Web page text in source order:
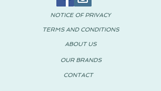
NOTICE OF PRIVACY
TERMS AND CONDITIONS
ABOUT US
OUR BRANDS
CONTACT